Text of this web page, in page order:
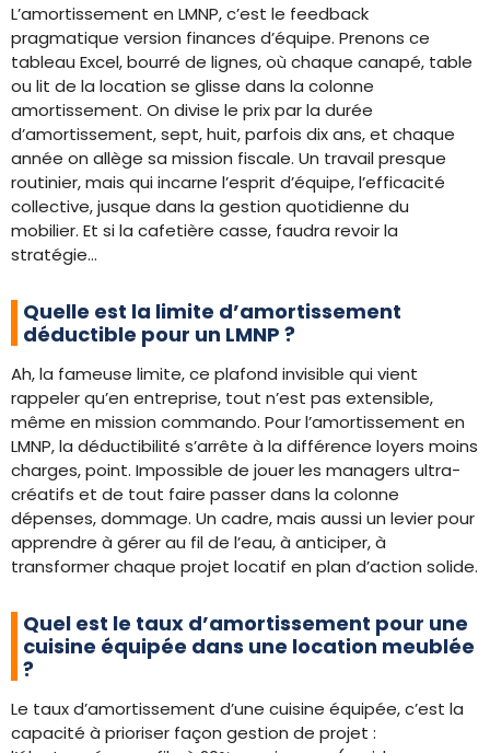
L’amortissement en LMNP, c’est le feedback
pragmatique version finances d’équipe. Prenons ce
tableau Excel, bourré de lignes, où chaque canapé, table
ou lit de la location se glisse dans la colonne
amortissement. On divise le prix par la durée
d’amortissement, sept, huit, parfois dix ans, et chaque
année on allège sa mission fiscale. Un travail presque
routinier, mais qui incarne l’esprit d’équipe, l’efficacité
collective, jusque dans la gestion quotidienne du
mobilier. Et si la cafetière casse, faudra revoir la
stratégie…
Quelle est la limite d’amortissement
déductible pour un LMNP ?
Ah, la fameuse limite, ce plafond invisible qui vient
rappeler qu’en entreprise, tout n’est pas extensible,
même en mission commando. Pour l’amortissement en
LMNP, la déductibilité s’arrête à la différence loyers moins
charges, point. Impossible de jouer les managers ultra-
créatifs et de tout faire passer dans la colonne
dépenses, dommage. Un cadre, mais aussi un levier pour
apprendre à gérer au fil de l’eau, à anticiper, à
transformer chaque projet locatif en plan d’action solide.
Quel est le taux d’amortissement pour une
cuisine équipée dans une location meublée
?
Le taux d’amortissement d’une cuisine équipée, c’est la
capacité à prioriser façon gestion de projet :